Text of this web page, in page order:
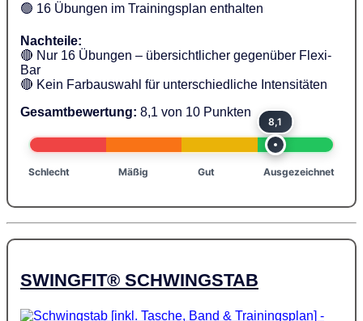
🟢 16 Übungen im Trainingsplan enthalten
Nachteile:
🔴 Nur 16 Übungen – übersichtlicher gegenüber Flexi-
Bar
🔴 Kein Farbauswahl für unterschiedliche Intensitäten
Gesamtbewertung: 8,1 von 10 Punkten
8,1
Schlecht Mäßig Gut Ausgezeichnet
SWINGFIT® SCHWINGSTAB